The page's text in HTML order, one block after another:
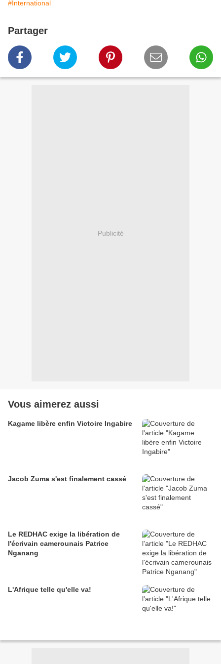
#International
Partager
Publicité
Vous aimerez aussi
Kagame libère enfin Victoire Ingabire
Jacob Zuma s'est finalement cassé
Le REDHAC exige la libération de
l'écrivain camerounais Patrice
Nganang
L'Afrique telle qu'elle va!